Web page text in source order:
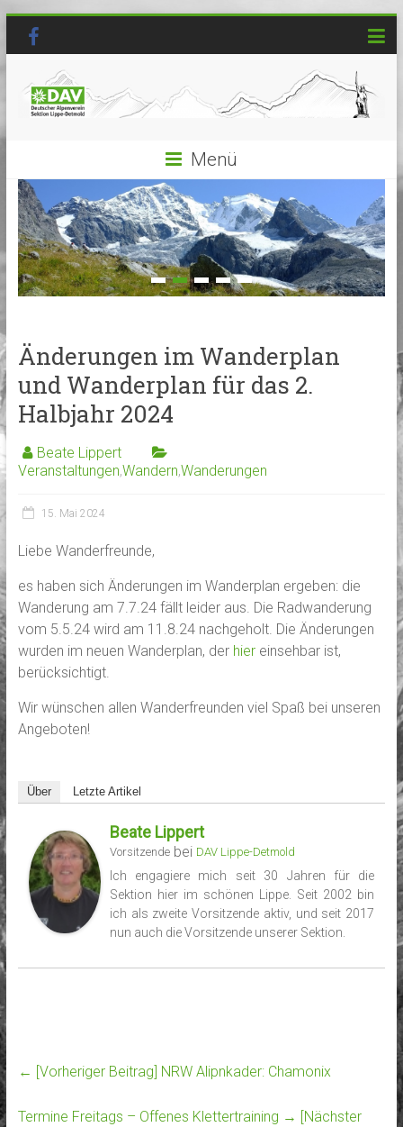
Menü
Änderungen im Wanderplan
und Wanderplan für das 2.
Halbjahr 2024
Beate Lippert
Veranstaltungen,Wandern,Wanderungen
15. Mai 2024
Liebe Wanderfreunde,
es haben sich Änderungen im Wanderplan ergeben: die
Wanderung am 7.7.24 fällt leider aus. Die Radwanderung
vom 5.5.24 wird am 11.8.24 nachgeholt. Die Änderungen
wurden im neuen Wanderplan, der hiereinsehbar ist,
berücksichtigt.
Wir wünschen allen Wanderfreunden viel Spaß bei unseren
Angeboten!
Über Letzte Artikel
Beate Lippert
Vorsitzendebei DAV Lippe-Detmold
Ich engagiere mich seit 30 Jahren für die
Sektion hier im schönen Lippe. Seit 2002 bin
ich als zweite Vorsitzende aktiv, und seit 2017
nun auch die Vorsitzende unserer Sektion.
← [Vorheriger Beitrag] NRW Alipnkader: Chamonix
Termine Freitags – Offenes Klettertraining → [Nächster